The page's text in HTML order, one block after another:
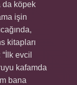
da köpek
işin
kitapları
evcil
kafamda
bana